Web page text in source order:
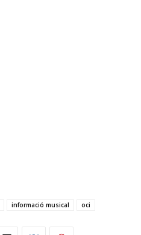
informació musical oci